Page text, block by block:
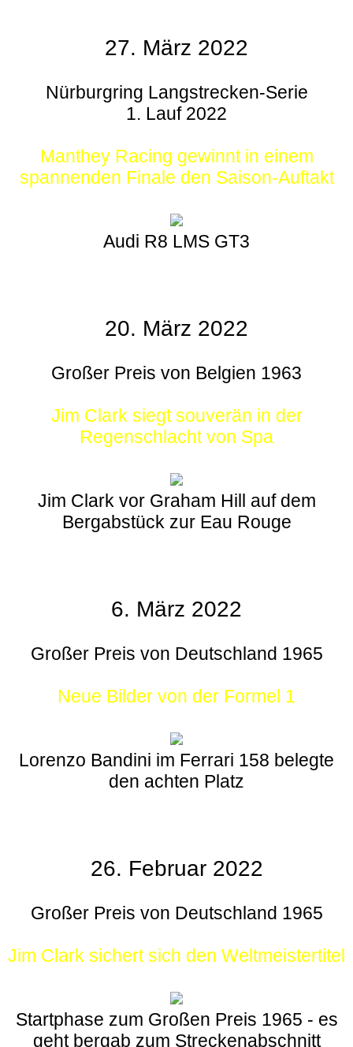
27. März 2022
Nürburgring Langstrecken-Serie
1. Lauf 2022
Manthey Racing gewinnt in einem
spannenden Finale den Saison-Auftakt
Audi R8 LMS GT3
20. März 2022
Großer Preis von Belgien 1963
Jim Clark siegt souverän in der
Regenschlacht von Spa
Jim Clark vor Graham Hill auf dem
Bergabstück zur Eau Rouge
6. März 2022
Großer Preis von Deutschland 1965
Neue Bilder von der Formel 1
Lorenzo Bandini im Ferrari 158 belegte
den achten Platz
26. Februar 2022
Großer Preis von Deutschland 1965
Jim Clark sichert sich den Weltmeistertitel
Startphase zum Großen Preis 1965 - es
geht bergab zum Streckenabschnitt